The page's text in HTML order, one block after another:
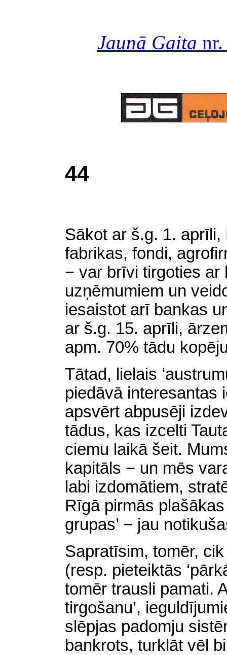
Jaunā Gaita
44
Sākot ar š.g. 1.
fabrikas, fondi,
− var brīvi tirgoties ar
uzņēmumiem un
iesaistot arī bankas
ar š.g. 15. aprīli,
apm. 70% tādu
Tātad, lielais
piedāvā interesantas
apsvērt abpusēji
tādus, kas izcelti
ciemu laikā šeit.
kapitāls − un mēs
labi izdomātiem,
Rīgā pirmās
grupas’ − jau
Sapratīsim, tomēr,
(resp. pieteiktās
tomēr trausli pamati.
tirgošanu’,
slēpjas padomju
bankrots, turklāt vēl